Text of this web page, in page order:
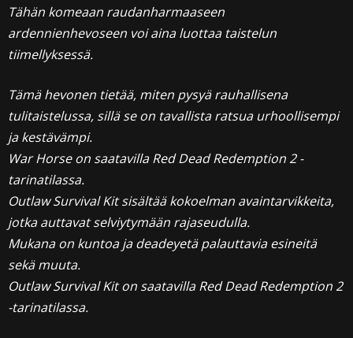
Tähän komeaan raudanharmaaseen
ardennienhevoseen voi aina luottaa taistelun
tiimellyksessä.
Tämä hevonen tietää, miten pysyä rauhallisena
tulitaistelussa, sillä se on tavallista ratsua urhoollisempi
ja kestävämpi.
War Horse on saatavilla Red Dead Redemption 2 -
tarinatilassa.
Outlaw Survival Kit sisältää kokoelman avaintarvikkeita,
jotka auttavat selviytymään rajaseudulla.
Mukana on kuntoa ja deadeyetä palauttavia esineitä
sekä muuta.
Outlaw Survival Kit on saatavilla Red Dead Redemption 2
-tarinatilassa.